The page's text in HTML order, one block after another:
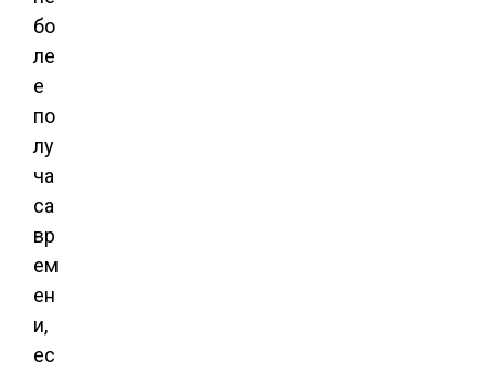
бо
ле
е
по
лу
ча
са
вр
ем
ен
и,
ес